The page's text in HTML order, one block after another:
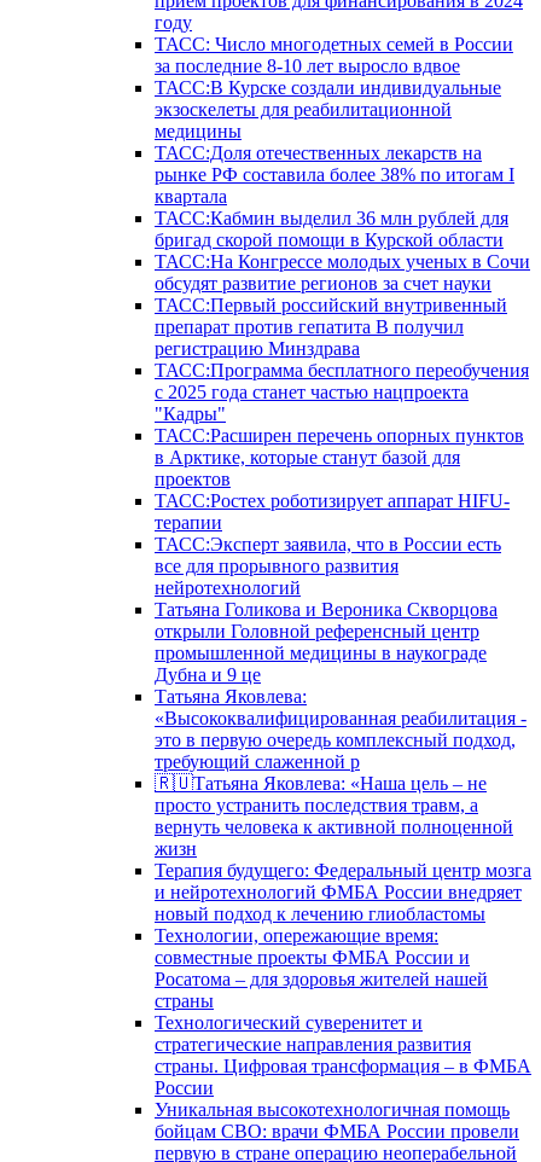
году
ТАСС: Число многодетных семей в России
за последние 8-10 лет выросло вдвое
ТАСС:В Курске создали индивидуальные
экзоскелеты для реабилитационной
медицины
ТАСС:Доля отечественных лекарств на
рынке РФ составила более 38% по итогам I
квартала
ТАСС:Кабмин выделил 36 млн рублей для
бригад скорой помощи в Курской области
ТАСС:На Конгрессе молодых ученых в Сочи
обсудят развитие регионов за счет науки
ТАСС:Первый российский внутривенный
препарат против гепатита В получил
регистрацию Минздрава
ТАСС:Программа бесплатного переобучения
с 2025 года станет частью нацпроекта
"Кадры"
ТАСС:Расширен перечень опорных пунктов
в Арктике, которые станут базой для
проектов
ТАСС:Ростех роботизирует аппарат HIFU-
терапии
ТАСС:Эксперт заявила, что в России есть
все для прорывного развития
нейротехнологий
Татьяна Голикова и Вероника Скворцова
открыли Головной референсный центр
промышленной медицины в наукограде
Дубна и 9 це
Татьяна Яковлева:
«Высококвалифицированная реабилитация -
это в первую очередь комплексный подход,
требующий слаженной р
🇷🇺Татьяна Яковлева: «Наша цель – не
просто устранить последствия травм, а
вернуть человека к активной полноценной
жизн
Терапия будущего: Федеральный центр мозга
и нейротехнологий ФМБА России внедряет
новый подход к лечению глиобластомы
Технологии, опережающие время:
совместные проекты ФМБА России и
Росатома – для здоровья жителей нашей
страны
Технологический суверенитет и
стратегические направления развития
страны. Цифровая трансформация – в ФМБА
России
Уникальная высокотехнологичная помощь
бойцам СВО: врачи ФМБА России провели
первую в стране операцию неоперабельной